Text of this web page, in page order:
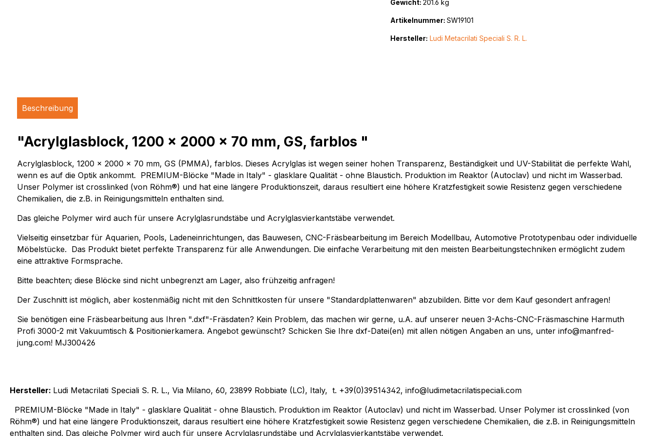
Gewicht: 201.6 kg
Artikelnummer: SW19101
Hersteller: Ludi Metacrilati Speciali S. R. L.
Beschreibung
"Acrylglasblock, 1200 x 2000 x 70 mm, GS, farblos "
Acrylglasblock, 1200 x 2000 x 70 mm, GS (PMMA), farblos. Dieses Acrylglas ist wegen seiner hohen Transparenz, Beständigkeit und UV-Stabilität die perfekte Wahl,
wenn es auf die Optik ankommt. PREMIUM-Blöcke "Made in Italy" - glasklare Qualität - ohne Blaustich. Produktion im Reaktor (Autoclav) und nicht im Wasserbad.
Unser Polymer ist crosslinked (von Röhm®) und hat eine längere Produktionszeit, daraus resultiert eine höhere Kratzfestigkeit sowie Resistenz gegen verschiedene
Chemikalien, die z.B. in Reinigungsmitteln enthalten sind.
Das gleiche Polymer wird auch für unsere Acrylglasrundstäbe und Acrylglasvierkantstäbe verwendet.
Vielseitig einsetzbar für Aquarien, Pools, Ladeneinrichtungen, das Bauwesen, CNC-Fräsbearbeitung im Bereich Modellbau, Automotive Prototypenbau oder individuelle
Möbelstücke. Das Produkt bietet perfekte Transparenz für alle Anwendungen. Die einfache Verarbeitung mit den meisten Bearbeitungstechniken ermöglicht zudem
eine attraktive Formsprache.
Bitte beachten; diese Blöcke sind nicht unbegrenzt am Lager, also frühzeitig anfragen!
Der Zuschnitt ist möglich, aber kostenmäßig nicht mit den Schnittkosten für unsere "Standardplattenwaren" abzubilden. Bitte vor dem Kauf gesondert anfragen!
Sie benötigen eine Fräsbearbeitung aus Ihren ".dxf"-Fräsdaten? Kein Problem, das machen wir gerne, u.A. auf unserer neuen 3-Achs-CNC-Fräsmaschine Harmuth
Profi 3000-2 mit Vakuumtisch & Positionierkamera. Angebot gewünscht? Schicken Sie Ihre dxf-Datei(en) mit allen nötigen Angaben an uns, unter info@manfred-
jung.com! MJ300426
Hersteller: Ludi Metacrilati Speciali S. R. L., Via Milano, 60, 23899 Robbiate (LC), Italy, t. +39(0)39514342, info@ludimetacrilatispeciali.com
PREMIUM-Blöcke "Made in Italy" - glasklare Qualität - ohne Blaustich. Produktion im Reaktor (Autoclav) und nicht im Wasserbad. Unser Polymer ist crosslinked (von
Röhm®) und hat eine längere Produktionszeit, daraus resultiert eine höhere Kratzfestigkeit sowie Resistenz gegen verschiedene Chemikalien, die z.B. in Reinigungsmitteln
enthalten sind. Das gleiche Polymer wird auch für unsere Acrylglasrundstäbe und Acrylglasvierkantstäbe verwendet.